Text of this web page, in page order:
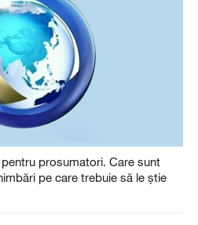
prosumatori. Care sunt
pe care trebuie să le știe